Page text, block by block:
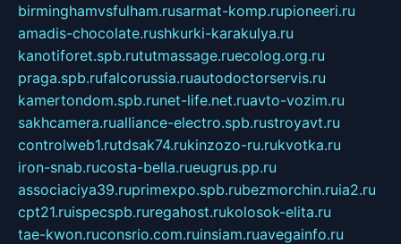
birminghamvsfulham.rusarmat-komp.rupioneeri.ru
amadis-chocolate.rushkurki-karakulya.ru
kanotiforet.spb.rututmassage.ruecolog.org.ru
praga.spb.rufalcorussia.ruautodoctorservis.ru
kamertondom.spb.runet-life.net.ruavto-vozim.ru
sakhcamera.rualliance-electro.spb.rustroyavt.ru
controlweb1.rutdsak74.rukinzozo-ru.rukvotka.ru
iron-snab.rucosta-bella.rueugrus.pp.ru
associaciya39.ruprimexpo.spb.rubezmorchin.ruia2.ru
cpt21.ruispecspb.ruregahost.rukolosok-elita.ru
tae-kwon.ruconsrio.com.ruinsiam.ruavegainfo.ru